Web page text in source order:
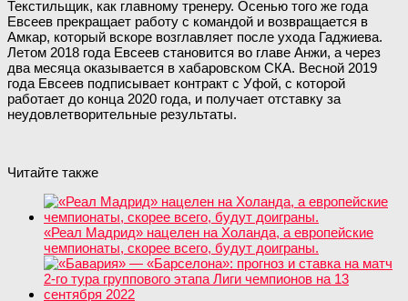
Текстильщик, как главному тренеру. Осенью того же года
Евсеев прекращает работу с командой и возвращается в
Амкар, который вскоре возглавляет после ухода Гаджиева.
Летом 2018 года Евсеев становится во главе Анжи, а через
два месяца оказывается в хабаровском СКА. Весной 2019
года Евсеев подписывает контракт с Уфой, с которой
работает до конца 2020 года, и получает отставку за
неудовлетворительные результаты.
Читайте также
«Реал Мадрид» нацелен на Холанда, а европейские
чемпионаты, скорее всего, будут доиграны.